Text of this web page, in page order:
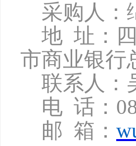
采购人：
地 址：
市商业银行
联系人：
电 话：
邮 箱：